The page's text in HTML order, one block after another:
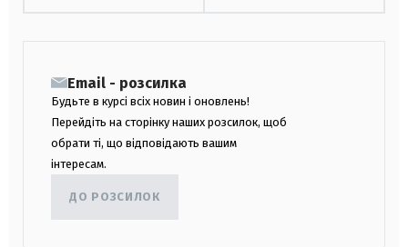
Email - розсилка
Будьте в курсі всіх новин і оновлень!
Перейдіть на сторінку наших розсилок, щоб
обрати ті, що відповідають вашим
інтересам.
ДО РОЗСИЛОК